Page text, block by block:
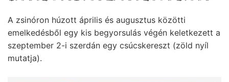
A zsinóron húzott április és augusztus közötti
emelkedésből egy kis begyorsulás végén keletkezett a
szeptember 2-i szerdán egy csúcskereszt (zöld nyíl
mutatja).